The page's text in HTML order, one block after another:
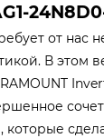
от нас
В этом
которые